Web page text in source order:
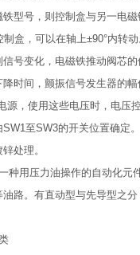
型号，则控制盒与另一电
盒，可以在轴上±90°内转
号变化，电磁铁推动阀芯
时间，颤振信号发生器的
源，使用这些电压时，电压
至SW3的开关位置确定。
处理。
种用压力油操作的自动化
路。有直动型与先导型之